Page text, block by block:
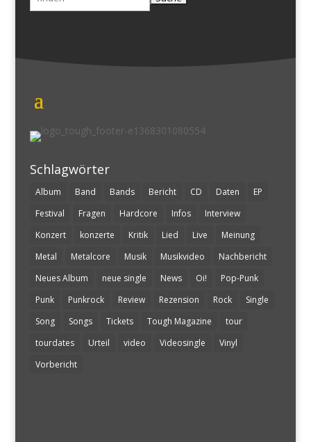
nach:
Schlagwörter
Album Band Bands Bericht CD Daten
EP
Festival
Fragen Hardcore Infos
Interview
Konzert
konzerte Kritik Lied Live
Meinung
Metal
Metalcore Musik Musikvideo
Nachbericht
Neues Album
neue single News Oi!
Pop-Punk
Punk
Punkrock Review Rezension Rock
Single
Song
Songs Tickets Tough Magazine
tour
tourdates
Urteil video Videosingle
Vinyl
Vorbericht